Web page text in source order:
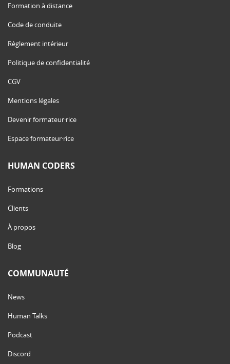
Formation à distance
Code de conduite
Règlement intérieur
Politique de confidentialité
CGV
Mentions légales
Devenir formateur·rice
Espace formateur·rice
HUMAN CODERS
Formations
Clients
À propos
Blog
COMMUNAUTÉ
News
Human Talks
Podcast
Discord